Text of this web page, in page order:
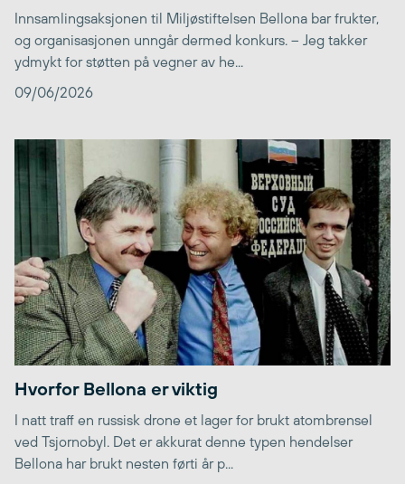
Innsamlingsaksjonen til Miljøstiftelsen Bellona bar frukter,
og organisasjonen unngår dermed konkurs. – Jeg takker
ydmykt for støtten på vegner av he...
09/06/2026
Hvorfor Bellona er viktig
I natt traff en russisk drone et lager for brukt atombrensel
ved Tsjornobyl. Det er akkurat denne typen hendelser
Bellona har brukt nesten førti år p...